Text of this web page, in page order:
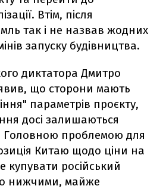
Втім, після
так і не назвав жодних
запуску будівництва.
диктатора Дмитро
що сторони мають
параметрів проєкту,
досі залишаються
Головною проблемою для
Китаю щодо ціни на
купувати російський
нижчими, майже